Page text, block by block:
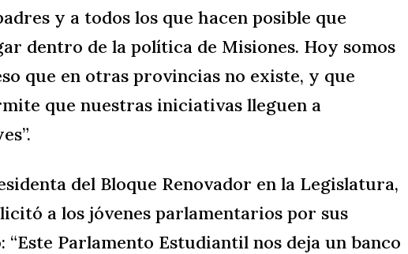
y a todos los que hacen posible que
dentro de la política de Misiones. Hoy somos
que en otras provincias no existe, y que
que nuestras iniciativas lleguen a
del Bloque Renovador en la Legislatura,
a los jóvenes parlamentarios por sus
“Este Parlamento Estudiantil nos deja un banco